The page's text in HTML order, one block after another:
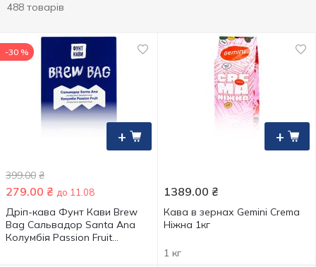
488 товарів
+
-30 %
399.00 ₴
279.00 ₴ до 11.08
Дріп-кава Фунт Кави Brew
Bag Сальвадор Santa Ana
Колумбія Passion Fruit
+
1389.00 ₴
Кава в зернах Gemini Crema
Ніжна 1кг
1 кг